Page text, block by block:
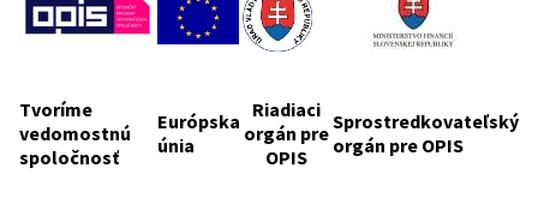
Tvoríme
vedomostnú
spoločnosť
Európska
únia
Riadiaci
orgán pre
OPIS
Sprostredkovateľský
orgán pre OPIS